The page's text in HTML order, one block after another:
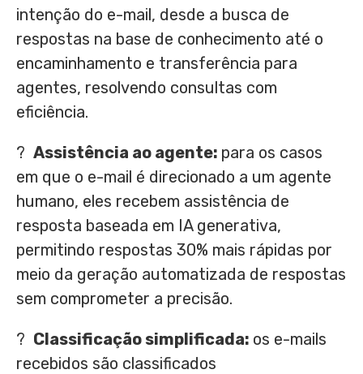
intenção do e-mail, desde a busca de
respostas na base de conhecimento até o
encaminhamento e transferência para
agentes, resolvendo consultas com
eficiência.
? Assistência ao agente: para os casos
em que o e-mail é direcionado a um agente
humano, eles recebem assistência de
resposta baseada em IA generativa,
permitindo respostas 30% mais rápidas por
meio da geração automatizada de respostas
sem comprometer a precisão.
? Classificação simplificada: os e-mails
recebidos são classificados